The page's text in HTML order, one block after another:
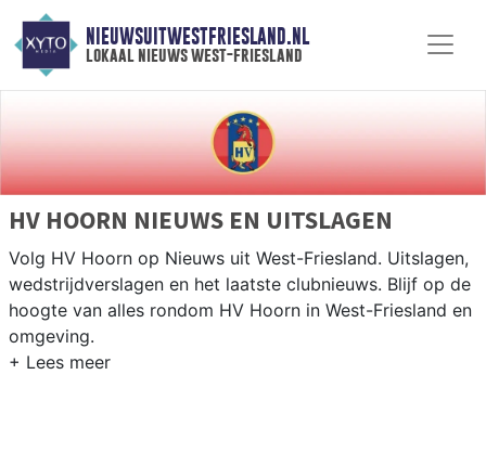
NIEUWSUITWESTFRIESLAND.NL
lokaal nieuws west-friesland
HV HOORN NIEUWS EN UITSLAGEN
Volg HV Hoorn op Nieuws uit West-Friesland. Uitslagen,
wedstrijdverslagen en het laatste clubnieuws. Blijf op de
hoogte van alles rondom HV Hoorn in West-Friesland en
omgeving.